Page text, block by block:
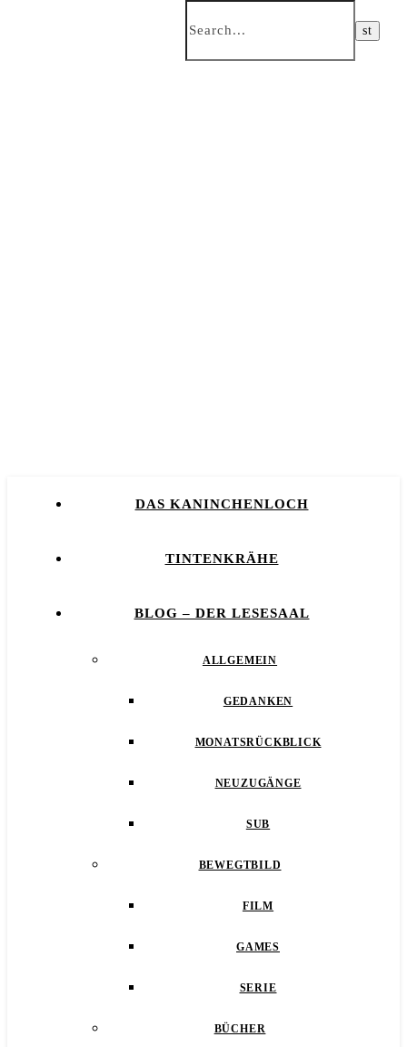
DAS KANINCHENLOCH
TINTENKRÄHE
BLOG – DER LESESAAL
ALLGEMEIN
GEDANKEN
MONATSRÜCKBLICK
NEUZUGÄNGE
SUB
BEWEGTBILD
FILM
GAMES
SERIE
BÜCHER